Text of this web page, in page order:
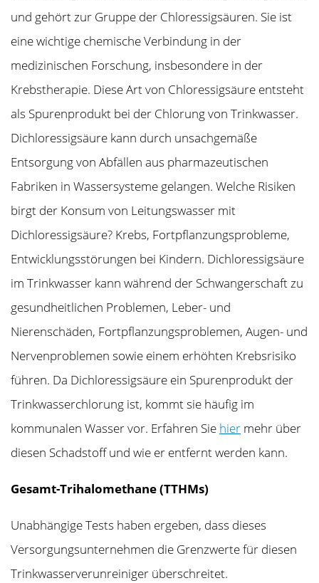
und gehört zur Gruppe der Chloressigsäuren. Sie ist
eine wichtige chemische Verbindung in der
medizinischen Forschung, insbesondere in der
Krebstherapie. Diese Art von Chloressigsäure entsteht
als Spurenprodukt bei der Chlorung von Trinkwasser.
Dichloressigsäure kann durch unsachgemäße
Entsorgung von Abfällen aus pharmazeutischen
Fabriken in Wassersysteme gelangen. Welche Risiken
birgt der Konsum von Leitungswasser mit
Dichloressigsäure? Krebs, Fortpflanzungsprobleme,
Entwicklungsstörungen bei Kindern. Dichloressigsäure
im Trinkwasser kann während der Schwangerschaft zu
gesundheitlichen Problemen, Leber- und
Nierenschäden, Fortpflanzungsproblemen, Augen- und
Nervenproblemen sowie einem erhöhten Krebsrisiko
führen. Da Dichloressigsäure ein Spurenprodukt der
Trinkwasserchlorung ist, kommt sie häufig im
kommunalen Wasser vor. Erfahren Sie hier mehr über
diesen Schadstoff und wie er entfernt werden kann.
Gesamt-Trihalomethane (TTHMs)
Unabhängige Tests haben ergeben, dass dieses
Versorgungsunternehmen die Grenzwerte für diesen
Trinkwasserverunreiniger überschreitet.